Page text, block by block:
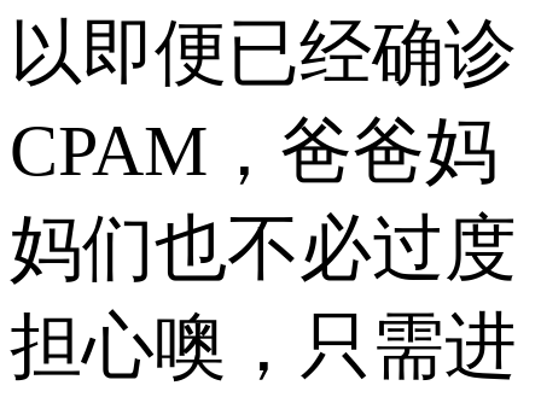
以即便已经确诊
CPAM，爸爸妈
妈们也不必过度
担心噢，只需进